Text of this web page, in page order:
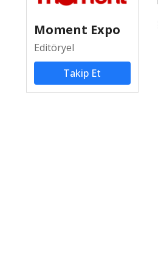
Moment Expo
Editöryel
Takip Et